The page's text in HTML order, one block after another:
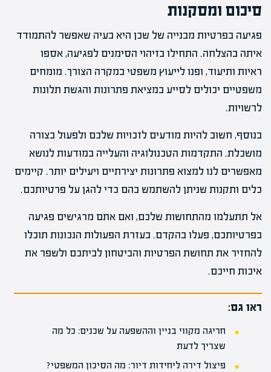
סיכום ומסקנות
פגיעה בפרטיות מבנייה של שכן היא בעיה שאפשר להתמודד
איתה בהצלחה. התחילו בזיהוי הסימנים לפגיעה, אספו
ראיות ותיעוד, ופנו לייעוץ משפטי במקרה הצורך. מומחים
משפטיים יכולים לסייע במציאת פתרונות והגשת תלונות
לרשויות.
בנוסף, חשוב להיות מודעים לזכויות שלכם ולפעול בצורה
מושכלת. התקדמות הטכנולוגיה והעלייה במודעות לנושא
מאפשרים לנו למצוא פתרונות יצירתיים ויעילים יותר. קיימים
כלים ותקנות שניתן להשתמש בהם כדי להגן על פרטיותכם.
אל תתעלמו מהתחושות שלכם, ואם אתם מרגישים פגיעה
בפרטיותכם, פעלו בהקדם. בעזרת הפעולות הנכונות תוכלו
להחזיר את תחושת הפרטיות והביטחון לביתכם ולשפר את
איכות חייכם.
ראו גם:
חריגה מקווי בניין וההשפעה על שכנים: כל מה
שצריך לדעת
פיצול דירה ליחידות דיור: מה הסיכון המשפטי?